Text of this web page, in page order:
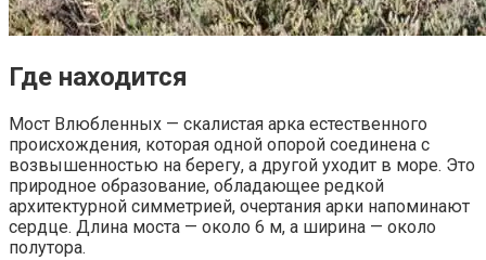
Где находится
Мост Влюбленных — скалистая арка естественного
происхождения, которая одной опорой соединена с
возвышенностью на берегу, а другой уходит в море. Это
природное образование, обладающее редкой
архитектурной симметрией, очертания арки напоминают
сердце. Длина моста — около 6 м, а ширина — около
полутора.